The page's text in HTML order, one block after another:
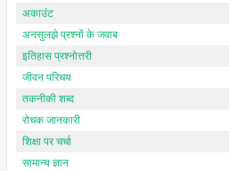
अकाउंट
अनसुलझे प्रश्नों के जवाब
इतिहास प्रश्नोत्तरी
जीवन परिचय
तकनीकी शब्द
रोचक जानकारी
शिक्षा पर चर्चा
सामान्य ज्ञान